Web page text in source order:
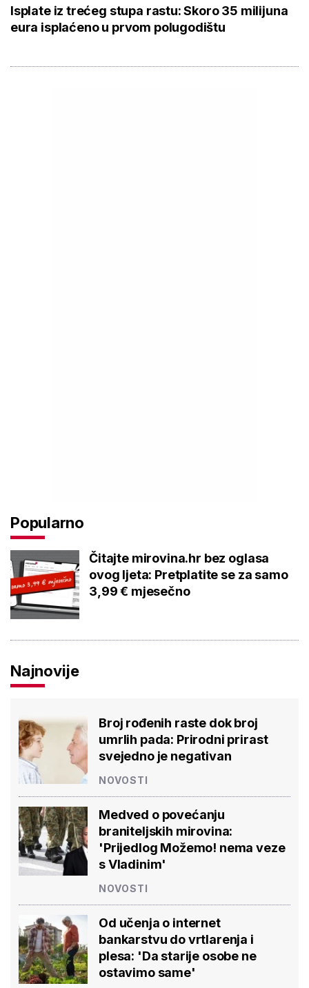
Isplate iz trećeg stupa rastu: Skoro 35 milijuna
eura isplaćeno u prvom polugodištu
Popularno
Čitajte mirovina.hr bez oglasa
ovog ljeta: Pretplatite se za samo
3,99 € mjesečno
Najnovije
Broj rođenih raste dok broj
umrlih pada: Prirodni prirast
svejedno je negativan
NOVOSTI
Medved o povećanju
braniteljskih mirovina:
'Prijedlog Možemo! nema veze
s Vladinim'
NOVOSTI
Od učenja o internet
bankarstvu do vrtlarenja i
plesa: 'Da starije osobe ne
ostavimo same'